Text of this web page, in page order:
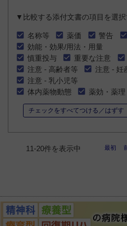
▼比較する添付文書の項目を選択
名称等 薬価 警告
効能・効果/用法・用量
慎重投与
重要な注意
注意 - 高齢者等
注意 - 妊
注意 - 乳小児等
体内薬物動態
薬効・薬理
チェックをすべてつける／はずす
11-20件を表示中 最初